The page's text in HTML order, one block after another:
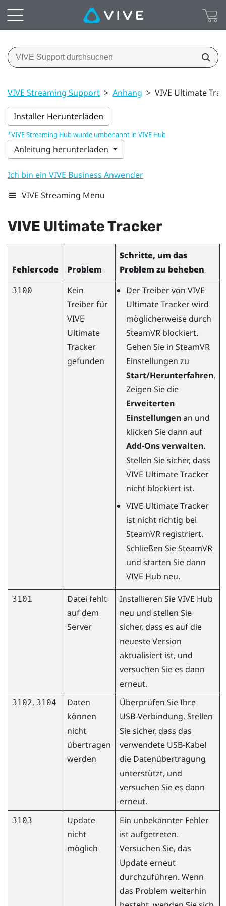
VIVE Streaming Support > Anhang > VIVE Ultimate
Installer Herunterladen
*VIVE Streaming Hub wurde umbenannt in VIVE Hub
Anleitung herunterladen
Ich bin ein VIVE Business Anwender
VIVE Streaming Menu
VIVE Ultimate Tracker
Fehlercode Problem
Schritte, um das
Problem zu beheben
3100
Kein
Treiber für
VIVE
Ultimate
Tracker
gefunden
Der Treiber von VIVE
Ultimate Trackerwird
möglicherweise durch
SteamVRblockiert.
Gehen Sie in SteamVR
Einstellungen zu
Start/Herunterfahren.
Zeigen Sie die
Erweiterten
Einstellungenan und
klicken Sie dann auf
Add-Ons verwalten.
Stellen Sie sicher, dass
VIVE Ultimate Tracker
nicht blockiert ist.
VIVE Ultimate Tracker
ist nicht richtig bei
SteamVRregistriert.
Schließen SieSteamVR
und starten Sie dann
VIVE Hub neu.
3101
Datei fehlt
auf dem
Server
Installieren SieVIVE Hub
neu und stellen Sie
sicher, dass es auf die
neueste Version
aktualisiert ist, und
versuchen Sie es dann
erneut.
3102, 3104
Daten
können
nicht
übertragen
werden
Überprüfen Sie Ihre
USB-Verbindung. Stellen
Sie sicher, dass das
verwendete USB-Kabel
die Datenübertragung
unterstützt, und
versuchen Sie es dann
erneut.
3103
Update
nicht
möglich
Ein unbekannter Fehler
ist aufgetreten.
Versuchen Sie, das
Update erneut
durchzuführen. Wenn
das Problem weiterhin